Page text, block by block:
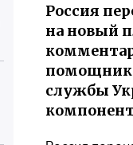
Россия
на новый
помощник
службы